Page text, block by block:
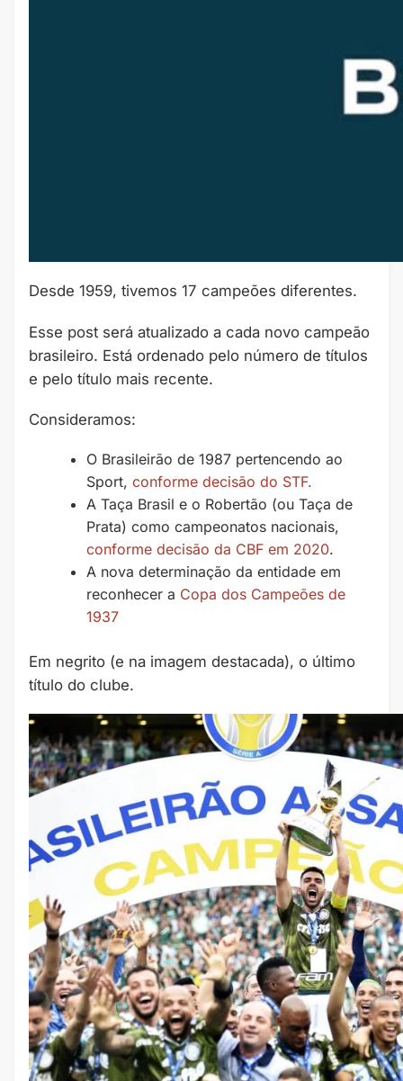
Desde 1959, tivemos 17 campeões diferentes.
Esse post será atualizado a cada novo campeão
brasileiro. Está ordenado pelo número de títulos
e pelo título mais recente.
Consideramos:
O Brasileirão de 1987 pertencendo ao
Sport, conforme decisão do STF.
A Taça Brasil e o Robertão (ou Taça de
Prata) como campeonatos nacionais,
conforme decisão da CBF em 2020.
A nova determinação da entidade em
reconhecer a Copa dos Campeões de
1937
Em negrito (e na imagem destacada), o último
título do clube.